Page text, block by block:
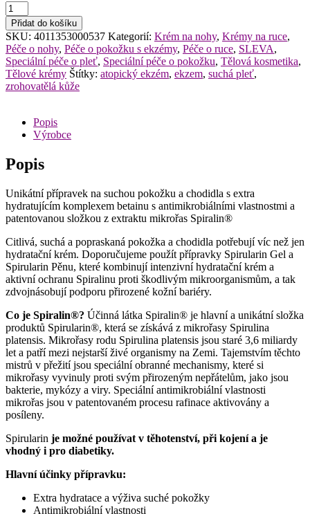
Spirularin
HF
gel
na
suchou
pokožku
40ml
množství
Přidat do košíku
SKU: 4011353000537 Kategorií: Krém na nohy, Krémy na ruce,
Péče o nohy, Péče o pokožku s ekzémy, Péče o ruce, SLEVA,
Speciální péče o pleť, Speciální péče o pokožku, Tělová kosmetika,
Tělové krémy Štítky: atopický ekzém, ekzem, suchá pleť,
zrohovatělá kůže
Popis
Výrobce
Popis
Unikátní přípravek na suchou pokožku a chodidla s extra
hydratujícím komplexem betainu s antimikrobiálními vlastnostmi a
patentovanou složkou z extraktu mikrořas Spiralin®
Citlivá, suchá a popraskaná pokožka a chodidla potřebují víc než jen
hydratační krém. Doporučujeme použít přípravky Spirularin Gel a
Spirularin Pěnu, které kombinují intenzivní hydratační krém a
aktivní ochranu Spiralinu proti škodlivým mikroorganismům, a tak
zdvojnásobují podporu přirozené kožní bariéry.
Co je Spiralin®? Účinná látka Spiralin® je hlavní a unikátní složka
produktů Spirularin®, která se získává z mikrořasy Spirulina
platensis. Mikrořasy rodu Spirulina platensis jsou staré 3,6 miliardy
let a patří mezi nejstarší živé organismy na Zemi. Tajemstvím těchto
mistrů v přežití jsou speciální obranné mechanismy, které si
mikrořasy vyvinuly proti svým přirozeným nepřátelům, jako jsou
bakterie, mykózy a viry. Speciální antimikrobiální vlastnosti
mikrořas jsou v patentovaném procesu rafinace aktivovány a
posíleny.
Spirularin je možné používat v těhotenství, při kojení a je
vhodný i pro diabetiky.
Hlavní účinky přípravku:
Extra hydratace a výživa suché pokožky
Antimikrobiální vlastnosti